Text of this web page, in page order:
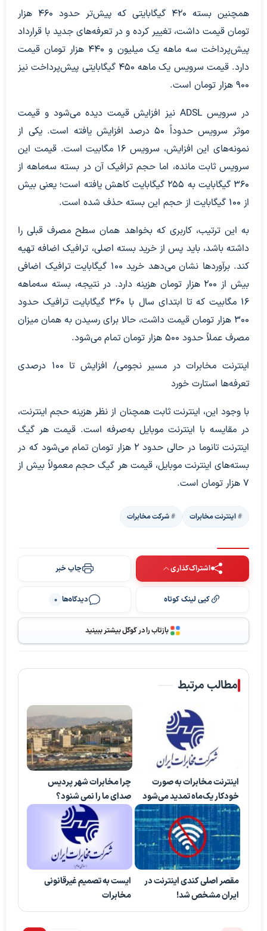
همچنین بسته ۴۲۰ گیگابایتی که پیش‌تر حدود ۴۶۰ هزار
تومان قیمت داشت، تغییر کرده و در تعرفه‌های جدید با قرارداد
پیش‌پرداخت سه ماهه یک میلیون و ۴۴۰ هزار تومان قیمت
دارد. قیمت سرویس یک ماهه ۴۵۰ گیگابایتی پیش‌پرداخت نیز
۹۰۰ هزار تومان است.
در سرویس ADSL نیز افزایش قیمت دیده می‌شود و قیمت
موثر سرویس حدوداً ۵۰ درصد افزایش یافته است. یکی از
نمونه‌های این افزایش، سرویس ۱۶ مگابیت است. قیمت این
سرویس ثابت مانده، اما حجم ترافیک آن در بسته سه‌ماهه از
۳۶۰ گیگابایت به ۲۵۵ گیگابایت کاهش یافته است؛ یعنی بیش
از ۱۰۰ گیگابایت از حجم این بسته حذف شده است.
به این ترتیب، کاربری که بخواهد همان سطح مصرف قبلی را
داشته باشد، باید پس از خرید بسته اصلی، ترافیک اضافه تهیه
کند. برآورد‌ها نشان می‌دهد خرید ۱۰۰ گیگابایت ترافیک اضافی
بیش از ۲۰۰ هزار تومان هزینه دارد. در نتیجه، بسته سه‌ماهه
۱۶ مگابیت که تا ابتدای سال با ۳۶۰ گیگابایت ترافیک حدود
۳۰۰ هزار تومان قیمت داشت، حالا برای رسیدن به همان میزان
مصرف عملاً حدود ۵۰۰ هزار تومان تمام می‌شود.
اینترنت مخابرات در مسیر نجومی/ افزایش تا ۱۰۰ درصدی
تعرفه‌ها استارت خورد
با وجود این، اینترنت ثابت همچنان از نظر هزینه حجم اینترنت،
در مقایسه با اینترنت موبایل به‌صرفه است. قیمت هر گیگ
اینترنت تانوما در حالی حدود ۲ هزار تومان تمام می‌شود که در
بسته‌های اینترنت موبایل، قیمت هر گیگ حجم معمولاً بیش از
۷ هزار تومان است.
اینترنت مخابرات شرکت مخابرات
اشتراک‌گذاری چاپ خبر
کپی لینک کوتاه دیدگاه‌ها 0
بازتاب را در گوگل بیشتر ببینید
مطالب مرتبط
اینترنت مخابرات به صورت
خودکار یک‌ماه تمدید می‌شود
چرا مخابرات شهر پردیس
صدای ما را نمی شنود؟
مقصر اصلی کندی اینترنت در
ایران مشخص شد!
ایست به تصمیم غیرقانونی
مخابرات